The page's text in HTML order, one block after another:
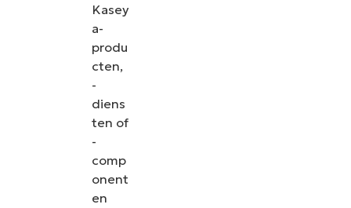
Kasey
a-
produ
cten,
-
diens
ten of
-
comp
onent
en